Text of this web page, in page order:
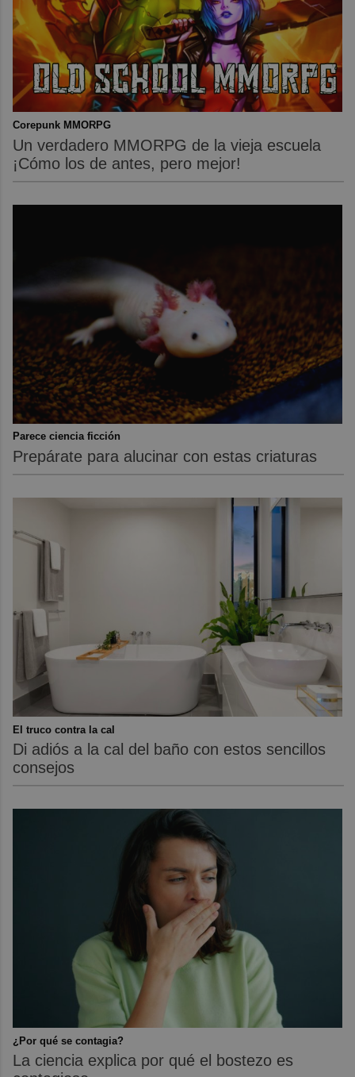
Corepunk MMORPG
Un verdadero MMORPG de la vieja escuela
¡Cómo los de antes, pero mejor!
Parece ciencia ficción
Prepárate para alucinar con estas criaturas
El truco contra la cal
Di adiós a la cal del baño con estos sencillos
consejos
¿Por qué se contagia?
La ciencia explica por qué el bostezo es